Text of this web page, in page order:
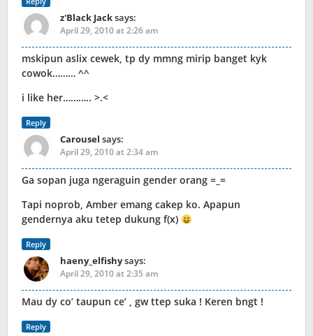
z'Black Jacksays:
April 29, 2010 at 2:26 am
mskipun aslix cewek, tp dy mmng mirip banget kyk
cowok……… ^^
i like her……….. >.<
Reply
Carousel says:
April 29, 2010 at 2:34 am
Ga sopan juga ngeraguin gender orang =_=
Tapi noprob, Amber emang cakep ko. Apapun
gendernya aku tetep dukung f(x)
Reply
haeny_elfishysays:
April 29, 2010 at 2:35 am
Mau dy co’ taupun ce’ , gw ttep suka ! Keren bngt !
Reply